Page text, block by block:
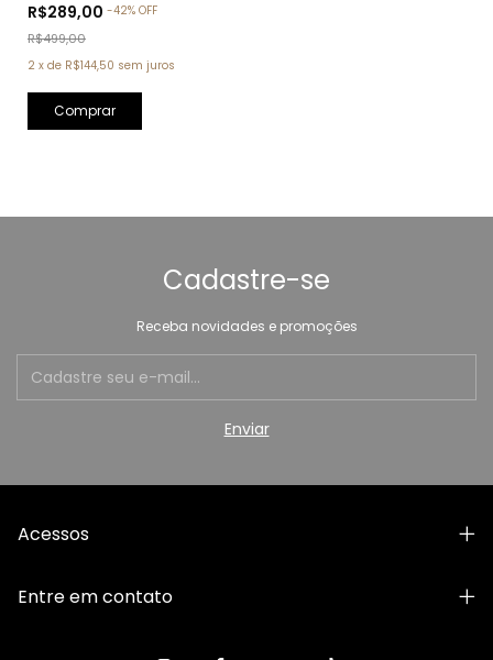
Parfum - 100ml
R$289,00 -42% OFF
R$499,00
2 x de R$144,50 sem juros
Cadastre-se
Receba novidades e promoções
Acessos
Entre em contato